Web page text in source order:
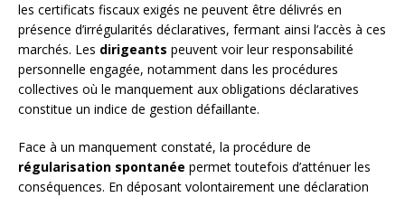
les certificats fiscaux exigés ne peuvent être délivrés en
présence d’irrégularités déclaratives, fermant ainsi l’accès à ces
marchés. Les dirigeants peuvent voir leur responsabilité
personnelle engagée, notamment dans les procédures
collectives où le manquement aux obligations déclaratives
constitue un indice de gestion défaillante.
Face à un manquement constaté, la procédure de
régularisation spontanée permet toutefois d’atténuer les
conséquences. En déposant volontairement une déclaration